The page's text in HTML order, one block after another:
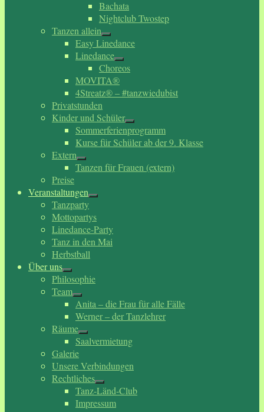
Bachata
Nightclub Twostep
Tanzen allein
Easy Linedance
Linedance
Choreos
MOVITA®
4Streatz® – #tanzwiedubist
Privatstunden
Kinder und Schüler
Sommerferienprogramm
Kurse für Schüler ab der 9. Klasse
Extern
Tanzen für Frauen (extern)
Preise
Veranstaltungen
Tanzparty
Mottopartys
Linedance-Party
Tanz in den Mai
Herbstball
Über uns
Philosophie
Team
Anita – die Frau für alle Fälle
Werner – der Tanzlehrer
Räume
Saalvermietung
Galerie
Unsere Verbindungen
Rechtliches
Tanz-Länd-Club
Impressum